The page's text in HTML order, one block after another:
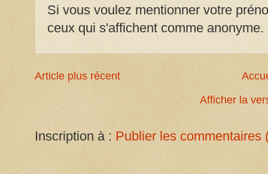
Si vous voulez mentionner votre
ceux qui s'affichent comme anonyme.
Article plus récent
Afficher la
Inscription à : Publier les commentaires